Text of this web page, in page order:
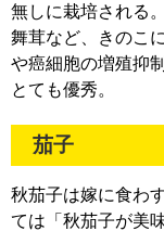
無しに栽培される。
舞茸など、きのこ
や癌細胞の増殖抑
とても優秀。
茄子
秋茄子は嫁に食わ
ては「秋茄子が美